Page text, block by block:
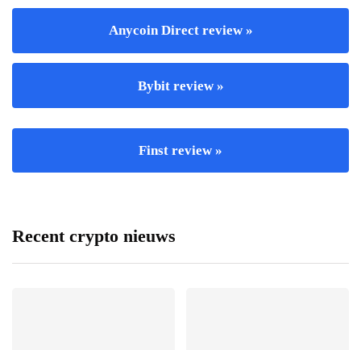
Anycoin Direct review »
Bybit review »
Finst review »
Recent crypto nieuws